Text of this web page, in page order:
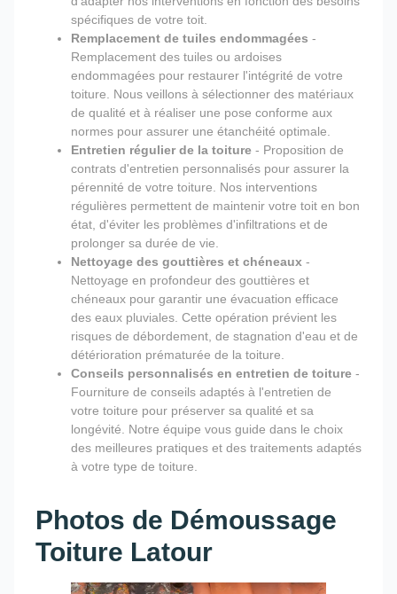
spécifiques de votre toit.
Remplacement de tuiles endommagées -
Remplacement des tuiles ou ardoises
endommagées pour restaurer l'intégrité de votre
toiture. Nous veillons à sélectionner des matériaux
de qualité et à réaliser une pose conforme aux
normes pour assurer une étanchéité optimale.
Entretien régulier de la toiture - Proposition de
contrats d'entretien personnalisés pour assurer la
pérennité de votre toiture. Nos interventions
régulières permettent de maintenir votre toit en bon
état, d'éviter les problèmes d'infiltrations et de
prolonger sa durée de vie.
Nettoyage des gouttières et chéneaux -
Nettoyage en profondeur des gouttières et
chéneaux pour garantir une évacuation efficace
des eaux pluviales. Cette opération prévient les
risques de débordement, de stagnation d'eau et de
détérioration prématurée de la toiture.
Conseils personnalisés en entretien de toiture -
Fourniture de conseils adaptés à l'entretien de
votre toiture pour préserver sa qualité et sa
longévité. Notre équipe vous guide dans le choix
des meilleures pratiques et des traitements adaptés
à votre type de toiture.
Photos de Démoussage
Toiture Latour